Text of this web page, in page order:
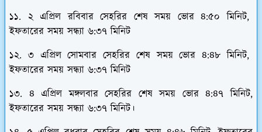
১১. ২ এপ্রিল রবিবার সেহরির শেষ সময় ভোর ৪:৫০ মিনিট,
ইফতারের সময় সন্ধ্যা ৬:৩৭ মিনিট
১২. ৩ এপ্রিল সোমবার সেহরির শেষ সময় ভোর ৪:৪৮ মিনিট,
ইফতারের সময় সন্ধ্যা ৬:৩৭ মিনিট
১৩. ৪ এপ্রিল মঙ্গলবার সেহরির শেষ সময় ভোর ৪:৪৭ মিনিট,
ইফতারের সময় সন্ধ্যা ৬:৩৭ মিনিট।